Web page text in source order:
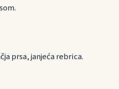
prsa, janjeća rebrica.